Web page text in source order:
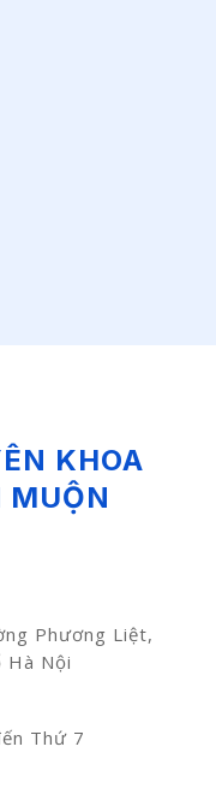
KHOA
MUỘN
Phương Liệt,
Hà Nội
Thứ 7